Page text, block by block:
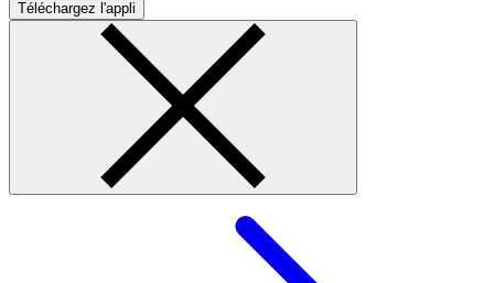
Téléchargez l'appli